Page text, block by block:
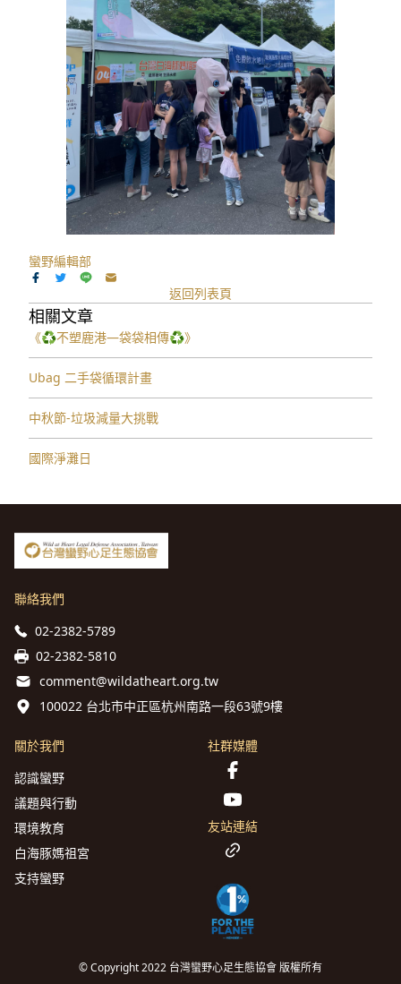
蠻野編輯部
返回列表頁
相關文章
《♻️不塑鹿港—袋袋相傳♻️》
Ubag 二手袋循環計畫
中秋節-垃圾減量大挑戰
國際淨灘日
聯絡我們
02-2382-5789
02-2382-5810
comment@wildatheart.org.tw
100022 台北市中正區杭州南路一段63號9樓
關於我們
認識蠻野
議題與行動
環境教育
白海豚媽祖宮
支持蠻野
社群媒體
友站連結
© Copyright 2022 台灣蠻野心足生態協會 版權所有